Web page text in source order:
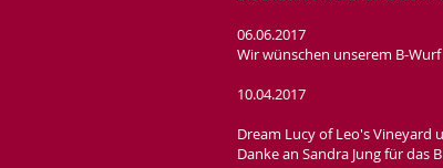
06.06.2017
Wir wünschen unserem B-
10.04.2017
Dream Lucy of Leo's Vineyard
Danke an Sandra Jung für das